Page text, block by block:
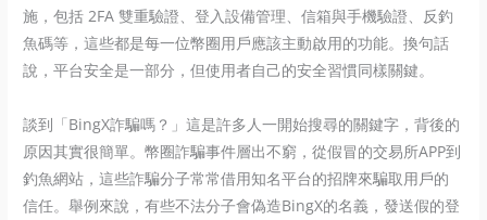
施，包括 2FA 雙重驗證、登入設備管理、信箱與手機驗證、反釣
魚碼等，這些都是每一位幣圈用戶應該主動啟用的功能。換句話
說，平台安全是一部分，但使用者自己的安全習慣同樣關鍵。
談到「BingX詐騙嗎？」這是許多人一開始搜尋的關鍵字，背後的
原因其實很簡單。幣圈詐騙事件層出不窮，從假冒的交易所APP到
釣魚網站，這些詐騙分子常常借用知名平台的招牌來騙取用戶的
信任。舉例來說，有些不法分子會偽造BingX的名義，發送假的登